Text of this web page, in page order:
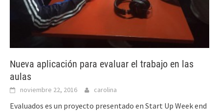
Nueva aplicación para evaluar el trabajo en las
aulas
noviembre 22, 2016 carolina
Evaluados es un proyecto presentado en Start Up Week end